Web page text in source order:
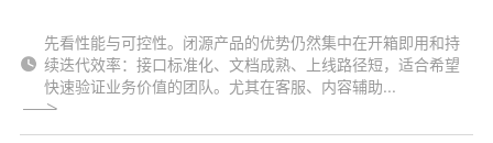
先看性能与可控性。闭源产品的优势仍然集中在开箱即用和持
续迭代效率：接口标准化、文档成熟、上线路径短，适合希望
快速验证业务价值的团队。尤其在客服、内容辅助...